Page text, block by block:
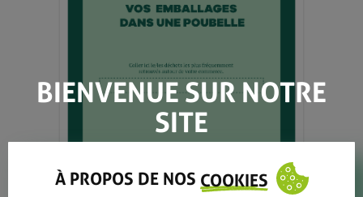
BIENVENUE SUR NOTRE
SITE
À PROPOS DE NOS COOKIES